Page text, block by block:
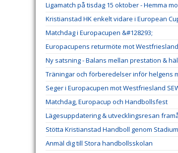
Ligamatch på tisdag 15 oktober - Hemma
Kristianstad HK enkelt vidare i European
Matchdag i Europacupen &#128293;
Europacupens returmöte mot
Ny satsning - Balans mellan prestation &
Träningar och förberedelser inför helgens
Seger i Europacupen mot Westfriesland
Matchdag, Europacup och Handbollsfest
Lägesuppdatering & utvecklingsresan
Stötta Kristianstad Handboll genom
Anmäl dig till Stora handbollsskolan